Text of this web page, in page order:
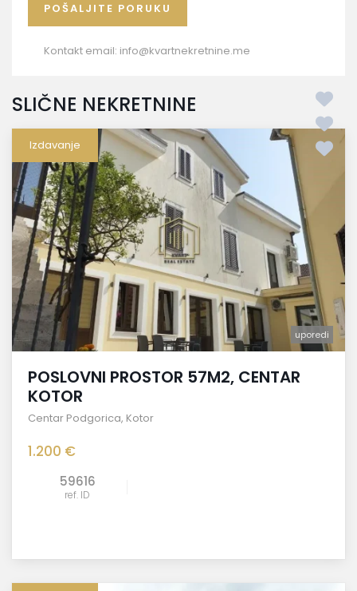
Kontakt email: info@kvartnekretnine.me
SLIČNE NEKRETNINE
Izdavanje
uporedi
POSLOVNI PROSTOR 57M2, CENTAR
KOTOR
Centar Podgorica, Kotor
1.200 €
59616
ref. ID